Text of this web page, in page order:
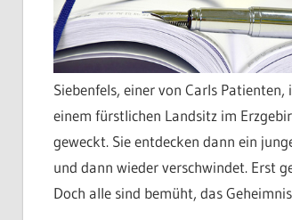
Siebenfels, einer von Carls
einem fürstlichen Landsitz im
geweckt. Sie entdecken dann ein
und dann wieder verschwindet. Erst
Doch alle sind bemüht, das